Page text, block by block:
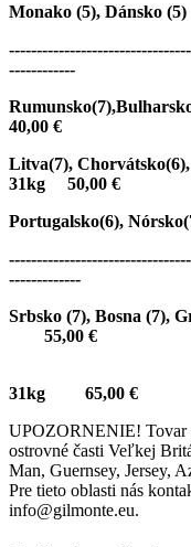
Monako (5), Dánsko (5)
------------
40,00 €
Litva(7),
31kg 50,00 €
Portugalsko(6),
-------------
Srbsko (7), Bosna
55,00 €
31kg 65,00 €
UPOZORNENIE! Tovar
ostrovné časti Veľkej
Man, Guernsey, Jersey,
Pre tieto oblasti nás
info@gilmonte.eu.